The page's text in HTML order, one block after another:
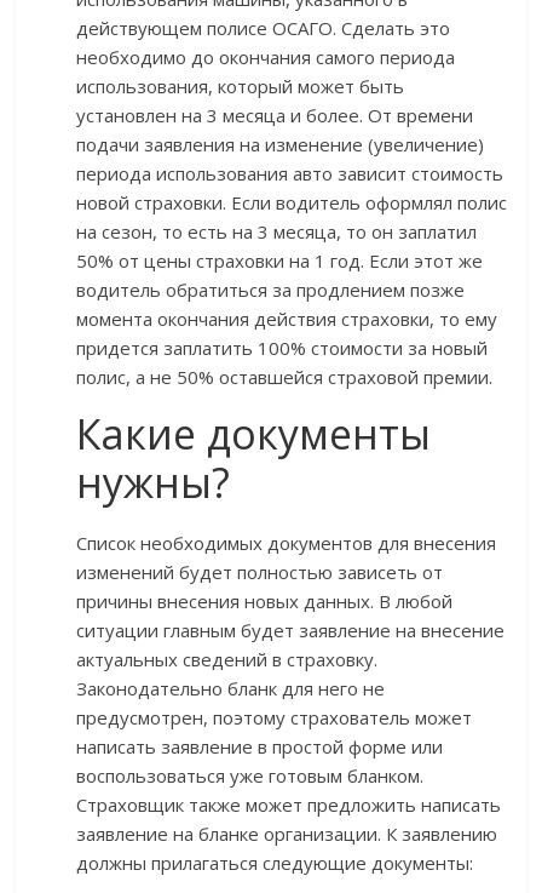
действующем полисе ОСАГО. Сделать это
необходимо до окончания самого периода
использования, который может быть
установлен на 3 месяца и более. От времени
подачи заявления на изменение (увеличение)
периода использования авто зависит стоимость
новой страховки. Если водитель оформлял полис
на сезон, то есть на 3 месяца, то он заплатил
50% от цены страховки на 1 год. Если этот же
водитель обратиться за продлением позже
момента окончания действия страховки, то ему
придется заплатить 100% стоимости за новый
полис, а не 50% оставшейся страховой премии.
Какие документы
нужны?
Список необходимых документов для внесения
изменений будет полностью зависеть от
причины внесения новых данных. В любой
ситуации главным будет заявление на внесение
актуальных сведений в страховку.
Законодательно бланк для него не
предусмотрен, поэтому страхователь может
написать заявление в простой форме или
воспользоваться уже готовым бланком.
Страховщик также может предложить написать
заявление на бланке организации. К заявлению
должны прилагаться следующие документы: